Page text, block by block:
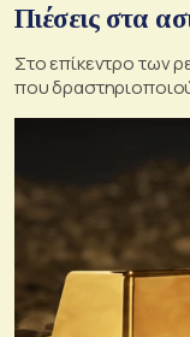
Πιέσεις στα
Στο επίκεντρο των
που